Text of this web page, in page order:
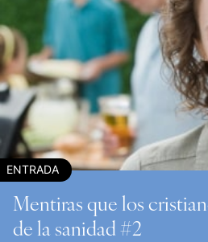
ENTRADA
Mentiras que los
de la sanidad #2